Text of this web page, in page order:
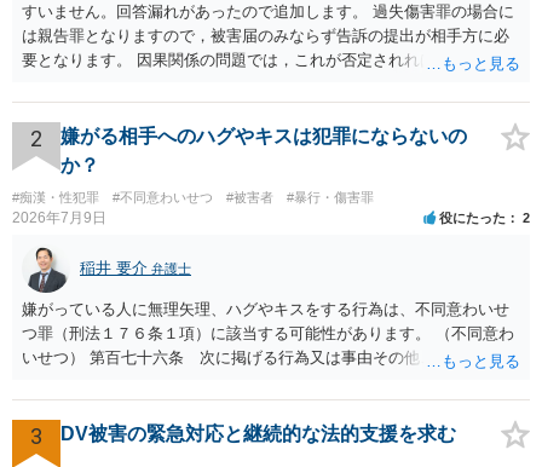
すいません。回答漏れがあったので追加します。 過失傷害罪の場合に
は親告罪となりますので，被害届のみならず告訴の提出が相手方に必
要となります。 因果関係の問題では，これが否定されれば ①刑事的に
断されれば処罰規定がない状態になると思います。 ②民事的には傷害
部分が否定されますので，暴行行為自体による損害（慰謝料的なもの
になるでしょうか…）だけが対象となってきます。
2
嫌がる相手へのハグやキスは犯罪にならないの
か？
#痴漢・性犯罪 #不同意わいせつ #被害者 #暴行・傷害罪
2026年7月9日 役にたった 2
稲井 要介 弁護士
嫌がっている人に無理矢理、ハグやキスをする行為は、不同意わいせ
つ罪（刑法１７６条１項）に該当する可能性があります。 （不同意わ
いせつ） 第百七十六条 次に掲げる行為又は事由その他これらに類す
うすることが困難な状態にさせ又はその状態にあることに乗じて、わ
いせつな行為をした者は、婚姻関係の有無にかかわらず、六月以上十
年以下の拘禁刑に処する。 一 暴行若しくは脅迫を用いること又はそ
3 DV被害の緊急対応と継続的な法的支援を求む